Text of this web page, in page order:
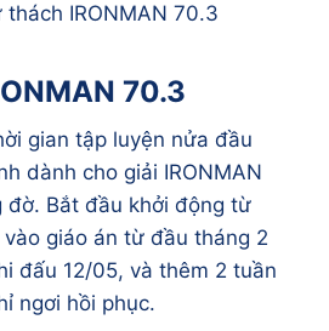
IRONMAN 70.3
70.3
gian tập luyện nửa đầu
dành cho giải IRONMAN
Bắt đầu khởi động từ
giáo án từ đầu tháng 2
đấu 12/05, và thêm 2 tuần
ngơi hồi phục.